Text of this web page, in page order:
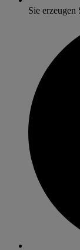
Sie erzeugen